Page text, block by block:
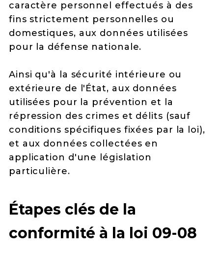
caractère personnel effectués à des
fins strictement personnelles ou
domestiques, aux données utilisées
pour la défense nationale.
Ainsi qu'à la sécurité intérieure ou
extérieure de l'État, aux données
utilisées pour la prévention et la
répression des crimes et délits (sauf
conditions spécifiques fixées par la loi),
et aux données collectées en
application d'une législation
particulière.
Étapes clés de la
conformité à la loi 09-08